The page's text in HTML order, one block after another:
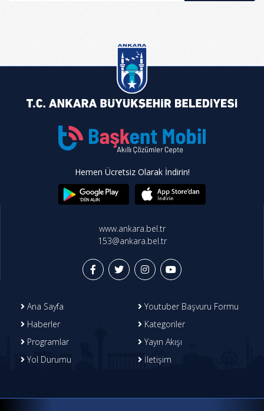
Hemen Ücretsiz Olarak İndirin!
www.ankara.bel.tr
153@ankara.bel.tr
Ana Sayfa
Youtuber Başvuru Formu
Haberler
Kategoriler
Programlar
Yayın Akışı
Yol Durumu
İletişim